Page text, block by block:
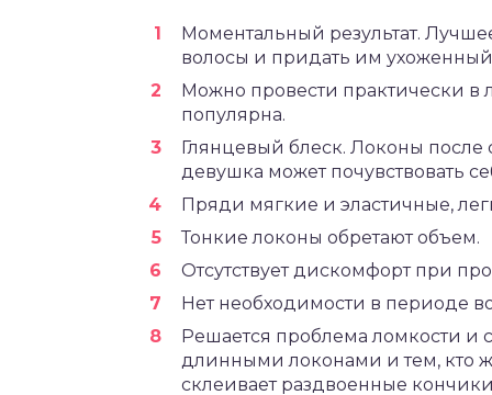
Моментальный результат.
волосы и придать им
Можно провести практически в
популярна.
Глянцевый блеск. Локоны после
девушка может почувствовать
Пряди мягкие и эластичные,
Тонкие локоны обретают объем.
Отсутствует дискомфорт при
Нет необходимости в периоде
Решается проблема ломкости и
длинными локонами и тем, кто
склеивает раздвоенные